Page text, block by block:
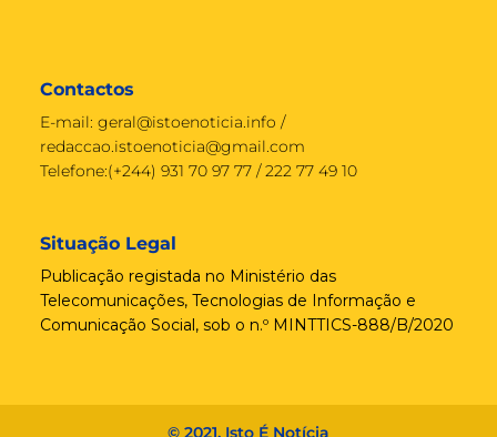
Contactos
E-mail: geral@istoenoticia.info /
redaccao.istoenoticia@gmail.com
Telefone:(+244) 931 70 97 77 / 222 77 49 10
Situação Legal
Publicação registada no Ministério das
Telecomunicações, Tecnologias de Informação e
Comunicação Social, sob o n.º MINTTICS-888/B/2020
© 2021, Isto É Notícia